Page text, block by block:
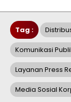
Tag :
Komunikasi
Layanan Press
Media Sosial